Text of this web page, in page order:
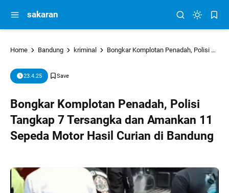
sakaran
Home Bandung kriminal Bongkar Komplotan Penadah, Polisi Tangkap 7 Tersangka dan Amankan 11 Sepeda Motor Hasil Curian di Bandung
23.4.25
Bongkar Komplotan Penadah, Polisi
Tangkap 7 Tersangka dan Amankan 11
Sepeda Motor Hasil Curian di Bandung